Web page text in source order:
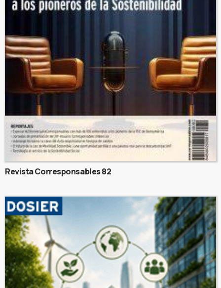
Revista Corresponsables 82